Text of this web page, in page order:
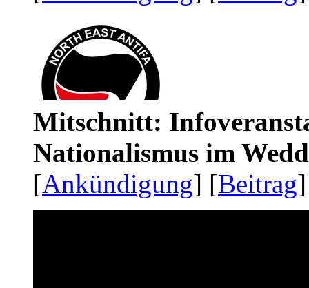
Mitschnitt:
Nationalismus im
[Ankündigung] [Beitrag